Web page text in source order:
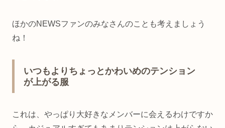
ほかのNEWSファンのみなさんのことも考えましょう
ね！
いつもよりちょっとかわいめのテンション
が上がる服
これは、やっぱり大好きなメンバーに会えるわけですか